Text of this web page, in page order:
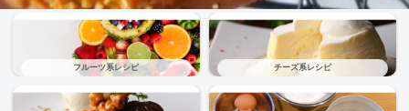
フルーツ系レシピ チーズ系レシピ